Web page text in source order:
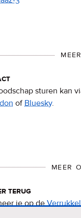
sturen kan
ofBluesky.
MEER
terug
je op de